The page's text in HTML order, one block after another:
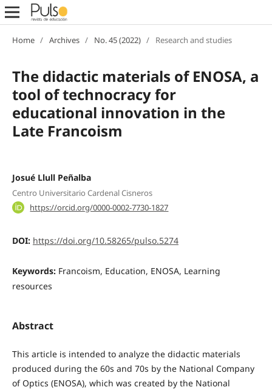
Home / Archives / No. 45 (2022) / Research and studies
The didactic materials of ENOSA, a
tool of technocracy for
educational innovation in the
Late Francoism
Josué Llull Peñalba
Centro Universitario Cardenal Cisneros
https://orcid.org/0000-0002-7730-1827
DOI: https://doi.org/10.58265/pulso.5274
Keywords: Francoism, Education, ENOSA, Learning
resources
Abstract
This article is intended to analyze the didactic materials
produced during the 60s and 70s by the National Company
of Optics (ENOSA), which was created by the National